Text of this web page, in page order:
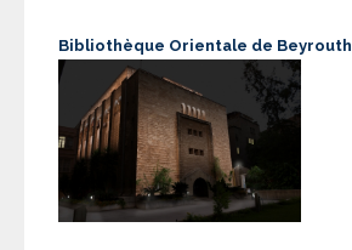
Bibliothèque Orientale de Beyrouth